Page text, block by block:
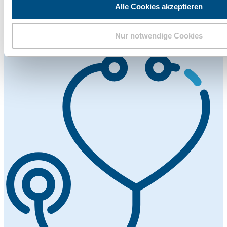
Alle Cookies akzeptieren
Nur notwendige Cookies
importan.